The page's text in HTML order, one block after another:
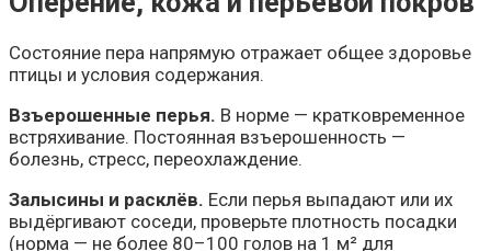
Состояние пера напрямую отражает общее здоровье
птицы и условия содержания.
Взъерошенные перья. В норме — кратковременное
встряхивание. Постоянная взъерошенность —
болезнь, стресс, переохлаждение.
Залысины и расклёв. Если перья выпадают или их
выдёргивают соседи, проверьте плотность посадки
(норма — не более 80–100 голов на 1 м² для